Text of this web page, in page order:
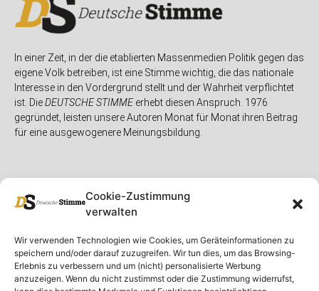
Cookie-Zustimmung
verwalten
Wir verwenden Technologien wie Cookies, um Geräteinformationen zu
speichern und/oder darauf zuzugreifen. Wir tun dies, um das Browsing-
Erlebnis zu verbessern und um (nicht) personalisierte Werbung
anzuzeigen. Wenn du nicht zustimmst oder die Zustimmung widerrufst,
In einer Zeit, in der die etablierten Massenmedien Politik gegen das
eigene Volk betreiben, ist eine Stimme wichtig, die das nationale
Interesse in den Vordergrund stellt und der Wahrheit verpflichtet
ist. DieDEUTSCHE STIMMEerhebt diesen Anspruch. 1976
gegründet, leisten unsere Autoren Monat für Monat ihren Beitrag
für eine ausgewogenere Meinungsbildung.
Unser Magazin
Spenden
Ausgaben
Rubriken
Deutschland
Ausland
Rechtliches
Rechtliche Hinweise
Impressum